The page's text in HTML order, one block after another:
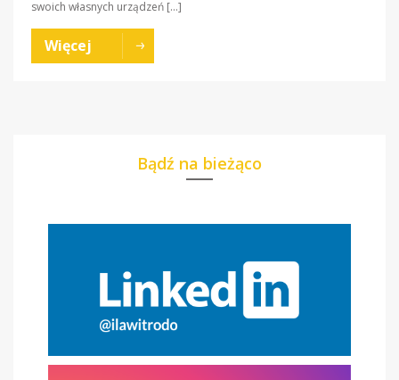
swoich własnych urządzeń […]
Więcej
Bądź na bieżąco